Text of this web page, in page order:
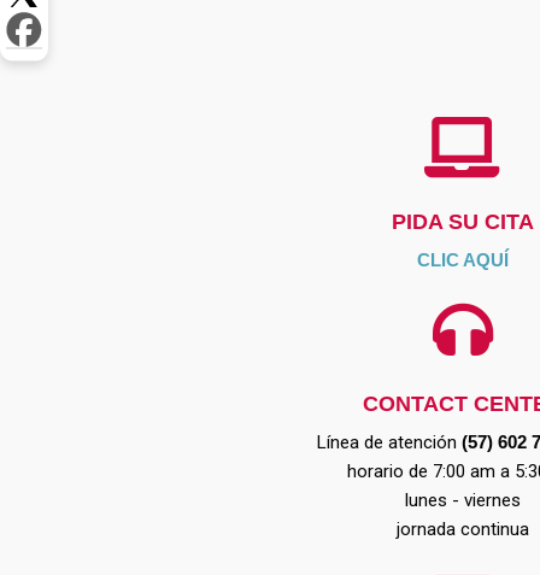
PIDA SU CITA
CLIC AQUÍ
CONTACT
Línea de atención (57) 602
horario de 7:00 am a
lunes - viernes
jornada continua